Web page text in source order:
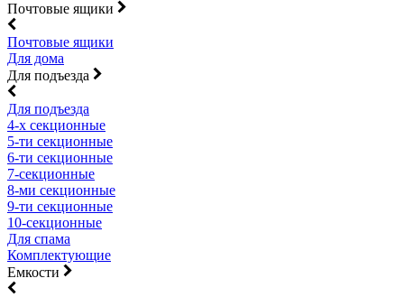
Почтовые ящики
Почтовые ящики
Для дома
Для подъезда
Для подъезда
4-х секционные
5-ти секционные
6-ти секционные
7-секционные
8-ми секционные
9-ти секционные
10-секционные
Для спама
Комплектующие
Емкости